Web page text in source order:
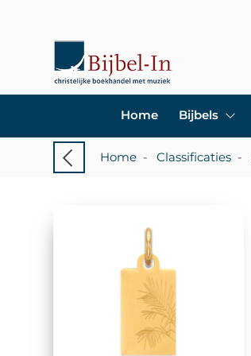
Home Bijbels
Home - Classificaties -